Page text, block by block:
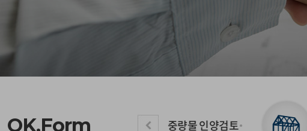
OK.Form중량물 인양검토 보 구조해석